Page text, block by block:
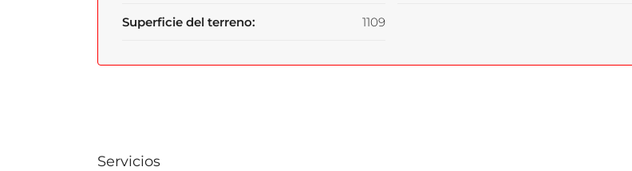
Superficie del terreno: 1109
Servicios